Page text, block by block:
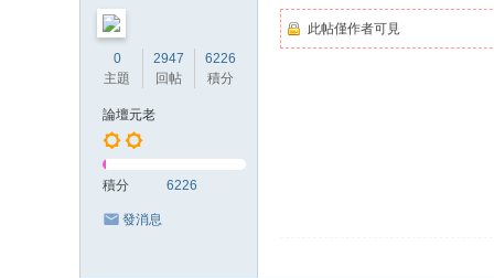
0
主題
2947
回帖
6226
積分
論壇元老
積分 6226
發消息
此帖僅作者可見